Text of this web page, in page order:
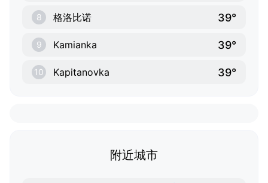
8 格洛比诺 39°
9 Kamianka 39°
10 Kapitanovka 39°
附近城市